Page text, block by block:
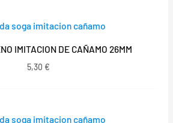
IMITACION DE CAÑAMO 26MM
5,30 €